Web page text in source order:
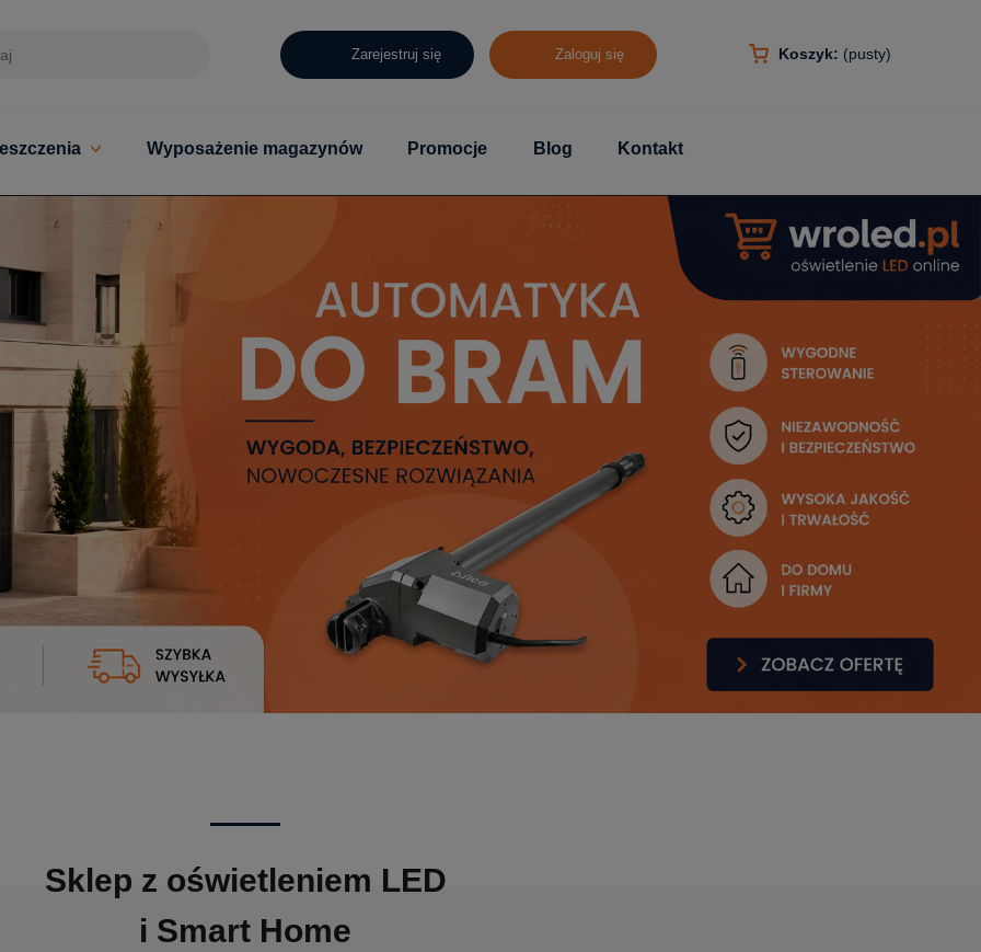
Koszyk: (pusty)
Zarejestruj się Zaloguj się
Wyposażenie magazynów Promocje Blog Kontakt
Sklep z oświetleniem LED
i Smart Home